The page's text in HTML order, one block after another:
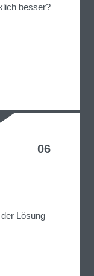
besser?
06
Lösung